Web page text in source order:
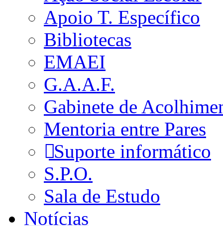
Apoio T. Específico
Bibliotecas
EMAEI
G.A.A.F.
Gabinete de
Mentoria entre Pares
Suporte informático
S.P.O.
Sala de Estudo
Notícias